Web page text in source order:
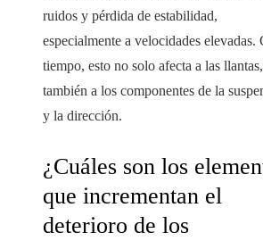
ruidos y pérdida de estabilidad,
especialmente a velocidades elevadas.
tiempo, esto no solo afecta a las
también a los componentes de la
y la dirección.
¿Cuáles son los
que incrementan el
deterioro de los